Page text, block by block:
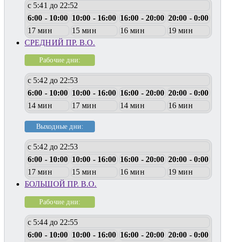
с 5:41 до 22:52
6:00 - 10:00 10:00 - 16:00 16:00 - 20:00 20:00 - 0:00
17 мин
15 мин 16 мин
19 мин
СРЕДНИЙ ПР. В.О.
Рабочие дни:
с 5:42 до 22:53
6:00 - 10:00 10:00 - 16:00 16:00 - 20:00 20:00 - 0:00
14 мин
17 мин 14 мин 16 мин
Выходные дни:
с 5:42 до 22:53
6:00 - 10:00 10:00 - 16:00 16:00 - 20:00 20:00 - 0:00
17 мин
15 мин 16 мин
19 мин
БОЛЬШОЙ ПР. В.О.
Рабочие дни:
с 5:44 до 22:55
6:00 - 10:00 10:00 - 16:00 16:00 - 20:00 20:00 - 0:00